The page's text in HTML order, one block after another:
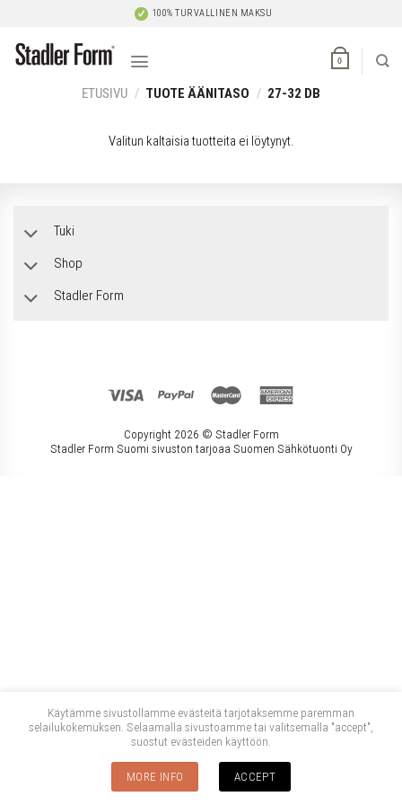
content
100% TURVALLINEN MAKSU
0
ETUSIVU / TUOTE ÄÄNITASO / 27-32 DB
Valitun kaltaisia tuotteita ei löytynyt.
Tuki
Shop
Stadler Form
Copyright 2026 © Stadler Form
Stadler Form Suomi sivuston tarjoaa Suomen Sähkötuonti Oy
Käytämme sivustollamme evästeitä tarjotaksemme paremman
selailukokemuksen. Selaamalla sivustoamme tai valitsemalla "accept",
suostut evästeiden käyttöön.
MORE INFO ACCEPT